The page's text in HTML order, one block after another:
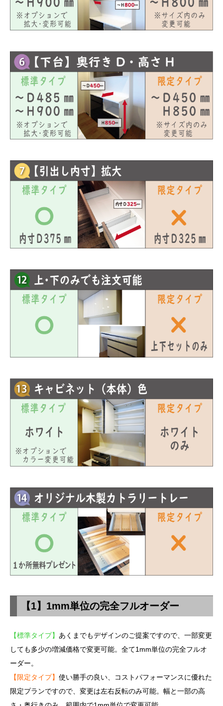
【1】1mm単位の完全フルオーダー
【標準タイプ】 あくまでもデザインのご提案ですので、一部変更
しても多少の増減価格で変更可能。全て1mm単位の完全フルオ
ーダー。
【限定タイプ】 使い勝手の良い、コストパフォーマンスに優れた
限定プランですので、変更は左右反転のみ可能。幅と一部の高